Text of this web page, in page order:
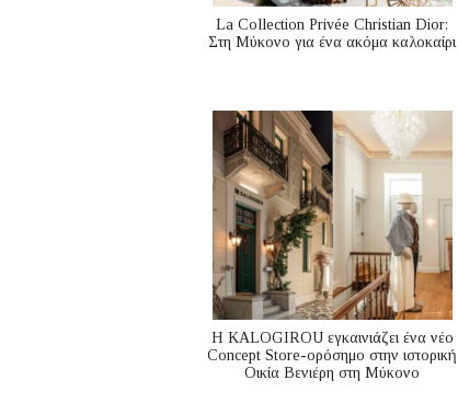
La Collection Privée Christian Dior:
Στη Μύκονο για ένα ακόμα καλοκαίρι
Η KALOGIROU εγκαινιάζει ένα νέο
Concept Store-ορόσημο στην ιστορική
Οικία Βενιέρη στη Μύκονο